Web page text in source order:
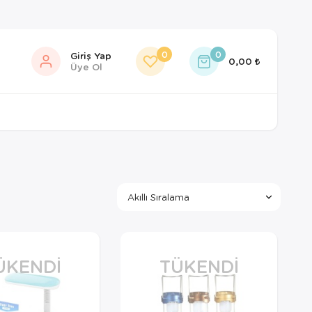
Giriş Yap
Üye Ol
0 0
0,00
TÜKENDI